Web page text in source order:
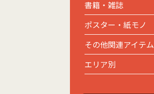
書籍・雑誌
ポスター・紙モノ
その他関連アイテム
エリア別